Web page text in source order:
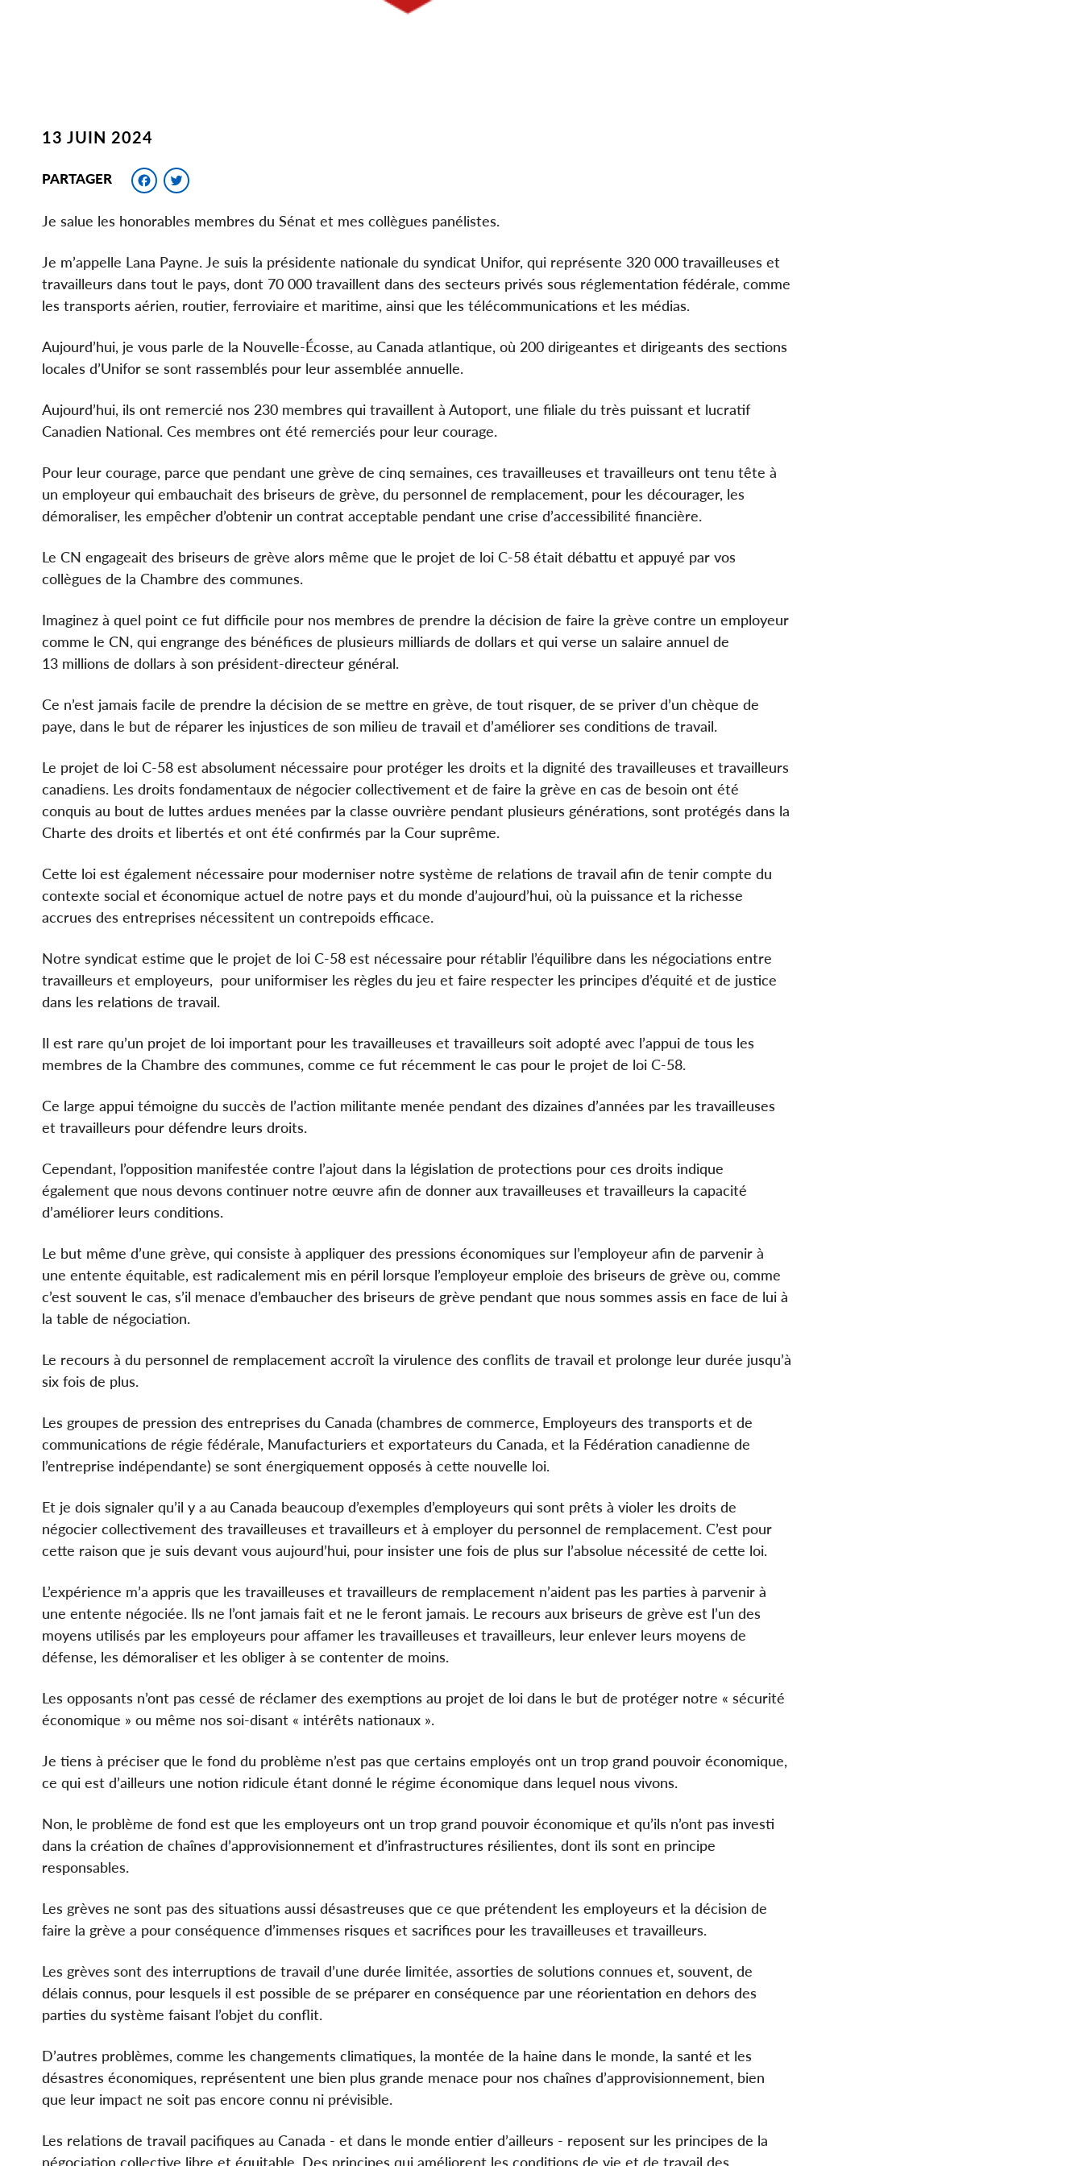
13 JUIN 2024
PARTAGER Facebook
Je salue les honorables membres du Sénat et mes collègues panélistes.
Je m’appelle Lana Payne. Je suis la présidente nationale du syndicat Unifor, qui représente 320 000 travailleuses et
travailleurs dans tout le pays, dont 70 000 travaillent dans des secteurs privés sous réglementation fédérale, comme
les transports aérien, routier, ferroviaire et maritime, ainsi que les télécommunications et les médias.
Aujourd’hui, je vous parle de la Nouvelle-Écosse, au Canada atlantique, où 200 dirigeantes et dirigeants des sections
locales d’Unifor se sont rassemblés pour leur assemblée annuelle.
Aujourd’hui, ils ont remercié nos 230 membres qui travaillent à Autoport, une filiale du très puissant et lucratif
Canadien National. Ces membres ont été remerciés pour leur courage.
Pour leur courage, parce que pendant une grève de cinq semaines, ces travailleuses et travailleurs ont tenu tête à
un employeur qui embauchait des briseurs de grève, du personnel de remplacement, pour les décourager, les
démoraliser, les empêcher d’obtenir un contrat acceptable pendant une crise d’accessibilité financière.
Le CN engageait des briseurs de grève alors même que le projet de loi C-58 était débattu et appuyé par vos
collègues de la Chambre des communes.
Imaginez à quel point ce fut difficile pour nos membres de prendre la décision de faire la grève contre un employeur
comme le CN, qui engrange des bénéfices de plusieurs milliards de dollars et qui verse un salaire annuel de
13 millions de dollars à son président-directeur général.
Ce n’est jamais facile de prendre la décision de se mettre en grève, de tout risquer, de se priver d’un chèque de
paye, dans le but de réparer les injustices de son milieu de travail et d’améliorer ses conditions de travail.
Le projet de loi C-58 est absolument nécessaire pour protéger les droits et la dignité des travailleuses et travailleurs
canadiens. Les droits fondamentaux de négocier collectivement et de faire la grève en cas de besoin ont été
conquis au bout de luttes ardues menées par la classe ouvrière pendant plusieurs générations, sont protégés dans la
Charte des droits et libertés et ont été confirmés par la Cour suprême.
Cette loi est également nécessaire pour moderniser notre système de relations de travail afin de tenir compte du
contexte social et économique actuel de notre pays et du monde d’aujourd’hui, où la puissance et la richesse
accrues des entreprises nécessitent un contrepoids efficace.
Notre syndicat estime que le projet de loi C-58 est nécessaire pour rétablir l’équilibre dans les négociations entre
travailleurs et employeurs, pour uniformiser les règles du jeu et faire respecter les principes d’équité et de justice
dans les relations de travail.
Il est rare qu’un projet de loi important pour les travailleuses et travailleurs soit adopté avec l’appui de tous les
membres de la Chambre des communes, comme ce fut récemment le cas pour le projet de loi C-58.
Ce large appui témoigne du succès de l’action militante menée pendant des dizaines d’années par les travailleuses
et travailleurs pour défendre leurs droits.
Cependant, l’opposition manifestée contre l’ajout dans la législation de protections pour ces droits indique
également que nous devons continuer notre œuvre afin de donner aux travailleuses et travailleurs la capacité
d’améliorer leurs conditions.
Le but même d’une grève, qui consiste à appliquer des pressions économiques sur l’employeur afin de parvenir à
une entente équitable, est radicalement mis en péril lorsque l’employeur emploie des briseurs de grève ou, comme
c’est souvent le cas, s’il menace d’embaucher des briseurs de grève pendant que nous sommes assis en face de lui à
la table de négociation.
Le recours à du personnel de remplacement accroît la virulence des conflits de travail et prolonge leur durée jusqu’à
six fois de plus.
Les groupes de pression des entreprises du Canada (chambres de commerce, Employeurs des transports et de
communications de régie fédérale, Manufacturiers et exportateurs du Canada, et la Fédération canadienne de
l’entreprise indépendante) se sont énergiquement opposés à cette nouvelle loi.
Et je dois signaler qu’il y a au Canada beaucoup d’exemples d’employeurs qui sont prêts à violer les droits de
négocier collectivement des travailleuses et travailleurs et à employer du personnel de remplacement. C’est pour
cette raison que je suis devant vous aujourd’hui, pour insister une fois de plus sur l’absolue nécessité de cette loi.
L’expérience m’a appris que les travailleuses et travailleurs de remplacement n’aident pas les parties à parvenir à
une entente négociée. Ils ne l’ont jamais fait et ne le feront jamais. Le recours aux briseurs de grève est l’un des
moyens utilisés par les employeurs pour affamer les travailleuses et travailleurs, leur enlever leurs moyens de
défense, les démoraliser et les obliger à se contenter de moins.
Les opposants n’ont pas cessé de réclamer des exemptions au projet de loi dans le but de protéger notre « sécurité
économique » ou même nos soi-disant « intérêts nationaux ».
Je tiens à préciser que le fond du problème n’est pas que certains employés ont un trop grand pouvoir économique,
ce qui est d’ailleurs une notion ridicule étant donné le régime économique dans lequel nous vivons.
Non, le problème de fond est que les employeurs ont un trop grand pouvoir économique et qu’ils n’ont pas investi
dans la création de chaînes d’approvisionnement et d’infrastructures résilientes, dont ils sont en principe
responsables.
Les grèves ne sont pas des situations aussi désastreuses que ce que prétendent les employeurs et la décision de
faire la grève a pour conséquence d’immenses risques et sacrifices pour les travailleuses et travailleurs.
Les grèves sont des interruptions de travail d’une durée limitée, assorties de solutions connues et, souvent, de
délais connus, pour lesquels il est possible de se préparer en conséquence par une réorientation en dehors des
parties du système faisant l’objet du conflit.
D’autres problèmes, comme les changements climatiques, la montée de la haine dans le monde, la santé et les
désastres économiques, représentent une bien plus grande menace pour nos chaînes d’approvisionnement, bien
que leur impact ne soit pas encore connu ni prévisible.
Les relations de travail pacifiques au Canada - et dans le monde entier d’ailleurs - reposent sur les principes de la
négociation collective libre et équitable. Des principes qui améliorent les conditions de vie et de travail des